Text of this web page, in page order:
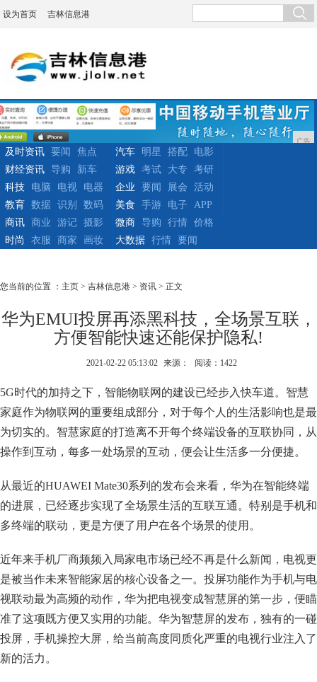
设为首页 吉林信息港
广告
及时资讯 要闻
焦点
财经资讯
导购 新车
汽车 明星 搭配
电影
游戏
考试 大专
考研
科技
电脑 电视
电器
教育
数据 识别 数码
企业 要闻 展会
活动
美食
手游 电子
APP
商讯
商业 游记
摄影
时尚
衣服 商家 画妆
微商 导购 行情
价格
大数据
行情 要闻
您当前的位置 ： 主页 > 吉林信息港 > 资讯 > 正文
华为EMUI投屏再添黑科技，全场景互联，
方便智能快速还能保护隐私!
2021-02-22 05:13:02 来源： 阅读：1422
5G时代的加持之下，智能物联网的建设已经步入快车道。智慧
家庭作为物联网的重要组成部分，对于每个人的生活影响也是最
为切实的。智慧家庭的打造离不开每个终端设备的互联协同，从
操作到互动，每多一处场景的互动，便会让生活多一分便捷。
从最近的HUAWEI Mate30系列的发布会来看，华为在智能终端
的进展，已经逐步实现了全场景生活的互联互通。特别是手机和
多终端的联动，更是方便了用户在各个场景的使用。
近年来手机厂商频频入局家电市场已经不再是什么新闻，电视更
是被当作未来智能家居的核心设备之一。投屏功能作为手机与电
视联动最为高频的动作，华为把电视变成智慧屏的第一步，便瞄
准了这项既方便又实用的功能。华为智慧屏的发布，独有的一碰
投屏，手机操控大屏，给当前高度同质化严重的电视行业注入了
新的活力。